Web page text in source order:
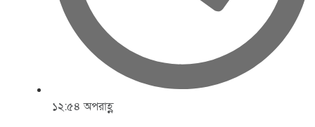
১২:৫৪ অপরাহ্ণ